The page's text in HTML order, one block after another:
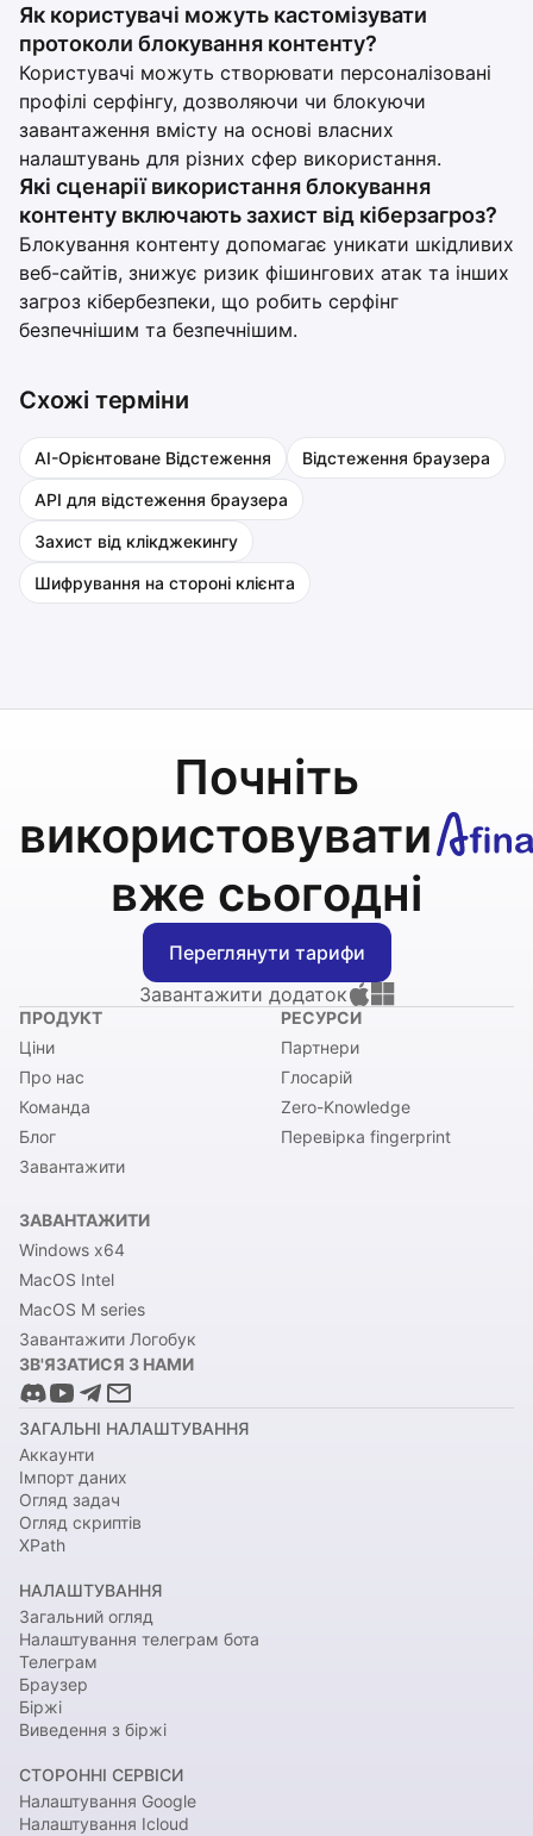
Як користувачі можуть кастомізувати
протоколи блокування контенту?
Користувачі можуть створювати персоналізовані
профілі серфінгу, дозволяючи чи блокуючи
завантаження вмісту на основі власних
налаштувань для різних сфер використання.
Які сценарії використання блокування
контенту включають захист від кіберзагроз?
Блокування контенту допомагає уникати шкідливих
веб-сайтів, знижує ризик фішингових атак та інших
загроз кібербезпеки, що робить серфінг
безпечнішим та безпечнішим.
Схожі терміни
AI-Орієнтоване Відстеження Відстеження браузера
API для відстеження браузера
Захист від клікджекингу
Шифрування на стороні клієнта
Почніть
використовувати
вже сьогодні
Переглянути тарифи
Завантажити додаток
ПРОДУКТ
Ціни
Про нас
Команда
Блог
Завантажити
РЕСУРСИ
Партнери
Глосарій
Zero-Knowledge
Перевірка fingerprint
ЗАВАНТАЖИТИ
Windows x64
MacOS Intel
MacOS M series
Завантажити Логобук
ЗВ'ЯЗАТИСЯ З НАМИ
ЗАГАЛЬНІ НАЛАШТУВАННЯ
Аккаунти
Імпорт даних
Огляд задач
Огляд скриптів
XPath
НАЛАШТУВАННЯ
Загальний огляд
Налаштування телеграм бота
Телеграм
Браузер
Біржі
Виведення з біржі
СТОРОННІ СЕРВІСИ
Налаштування Google
Налаштування Icloud